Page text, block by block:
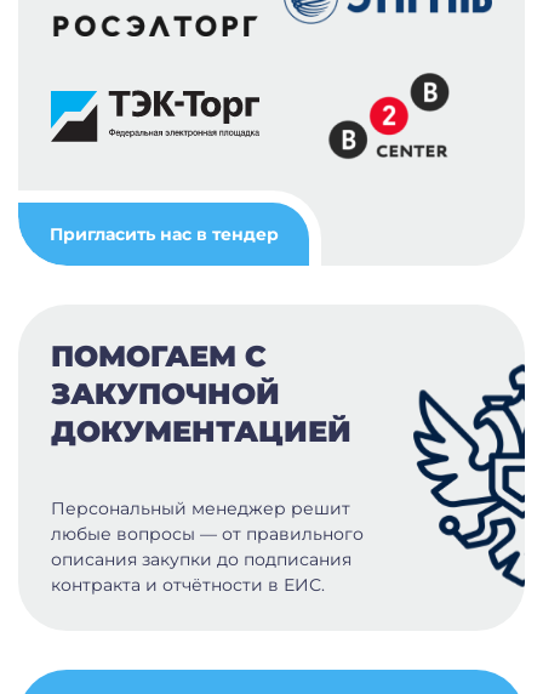
Пригласить нас в тендер
ПОМОГАЕМ С
ЗАКУПОЧНОЙ
ДОКУМЕНТАЦИЕЙ
Персональный менеджер решит
любые вопросы — от правильного
описания закупки до подписания
контракта и отчётности в ЕИС.